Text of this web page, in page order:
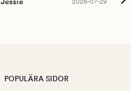
POPULÄRA SIDOR